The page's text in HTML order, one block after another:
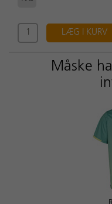
LÆG I KURV
Måske